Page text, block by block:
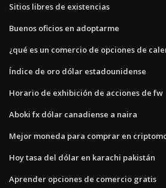
Sitios libres de existencias
Buenos oficios en adoptarme
¿qué es un comercio de opciones de
Índice de oro dólar estadounidense
Horario de exhibición de acciones de fw
Aboki fx dólar canadiense a naira
Mejor moneda para comprar en
Hoy tasa del dólar en karachi pakistán
Aprender opciones de comercio gratis